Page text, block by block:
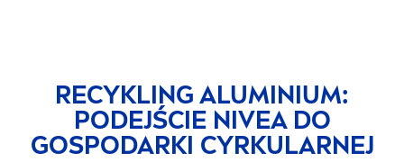
RECYKLING ALUMINIUM:
PODEJŚCIE NIVEADO
GOSPODARKI CYRKULARNEJ